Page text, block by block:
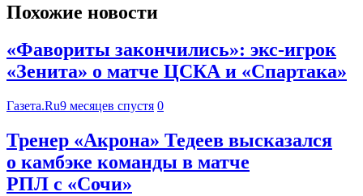
Похожие новости
«Фавориты закончились»: экс-игрок
«Зенита» о матче ЦСКА и «Спартака»
Газета.Ru9 месяцев спустя 0
Тренер «Акрона» Тедеев высказался
о камбэке команды в матче
РПЛ с «Сочи»